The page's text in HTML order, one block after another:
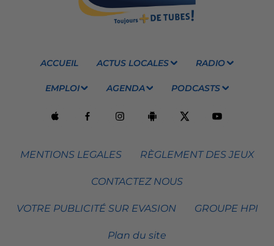
ACCUEIL ACTUS LOCALES RADIO
EMPLOI AGENDA PODCASTS
MENTIONS LEGALES RÈGLEMENT DES JEUX
CONTACTEZ NOUS
VOTRE PUBLICITÉ SUR EVASION GROUPE HPI
Plan du site